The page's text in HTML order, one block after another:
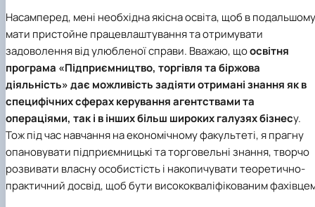
Насамперед, мені необхідна якісна освіта, щоб в подальшому
мати пристойне працевлаштування та отримувати
задоволення від улюбленої справи. Вважаю, щоосвітня
програма «Підприємництво, торгівля та біржова
діяльність»дає можливість задіяти отримані знання як в
специфічних сферах керування агентствами та
операціями, так і в інших більш широких галузях бізнесу.
Тож під час навчання на економічному факультеті, я прагну
опановувати підприємницькі та торговельні знання, творчо
розвивати власну особистість і накопичувати теоретично-
практичний досвід, щоб бути висококваліфікованим